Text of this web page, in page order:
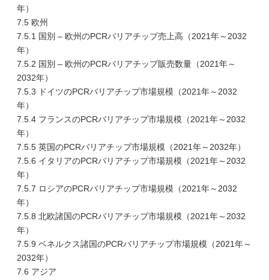
年）
7.5 欧州
7.5.1 国別 – 欧州のPCRバリアチップ売上高（2021年～2032
年）
7.5.2 国別 – 欧州のPCRバリアチップ販売数量（2021年～
2032年）
7.5.3 ドイツのPCRバリアチップ市場規模（2021年～2032
年）
7.5.4 フランスのPCRバリアチップ市場規模（2021年～2032
年）
7.5.5 英国のPCRバリアチップ市場規模（2021年～2032年）
7.5.6 イタリアのPCRバリアチップ市場規模（2021年～2032
年）
7.5.7 ロシアのPCRバリアチップ市場規模（2021年～2032
年）
7.5.8 北欧諸国のPCRバリアチップ市場規模（2021年～2032
年）
7.5.9 ベネルクス諸国のPCRバリアチップ市場規模（2021年～
2032年）
7.6 アジア